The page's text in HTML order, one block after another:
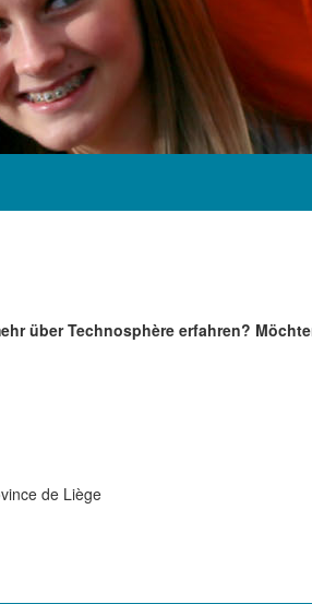
über Technosphère erfahren?
de Liège